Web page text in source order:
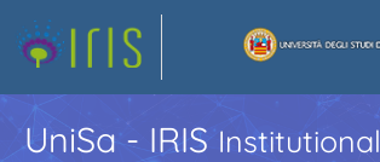
UniSa - IRISInstitutional